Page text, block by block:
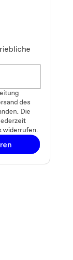
des
Die
widerrufen.